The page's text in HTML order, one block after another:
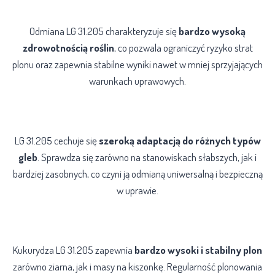
Odmiana LG 31.205 charakteryzuje siębardzo wysoką
zdrowotnością roślin, co pozwala ograniczyć ryzyko strat
plonu oraz zapewnia stabilne wyniki nawet w mniej sprzyjających
warunkach uprawowych.
LG 31.205 cechuje sięszeroką adaptacją do różnych typów
gleb. Sprawdza się zarówno na stanowiskach słabszych, jak i
bardziej zasobnych, co czyni ją odmianą uniwersalną i bezpieczną
w uprawie.
Kukurydza LG 31.205 zapewnia bardzo wysoki i stabilny plon
zarówno ziarna, jak i masy na kiszonkę. Regularność plonowania